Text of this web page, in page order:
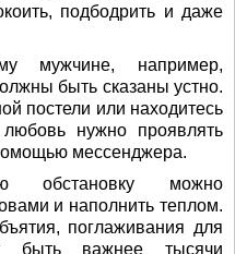
подбодрить и даже
мужчине, например,
быть сказаны устно.
постели или находитесь
нужно проявлять
мессенджера.
обстановку можно
и наполнить теплом.
поглаживания для
быть важнее тысячи